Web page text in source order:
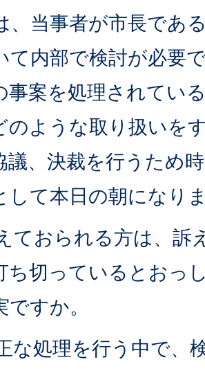
、当事者が市長であ
て内部で検討が必要
事案を処理されてい
のような取り扱いを
議、決裁を行うため
して本日の朝になり
ておられる方は、訴
ち切っているとおっ
すか。
な処理を行う中で、